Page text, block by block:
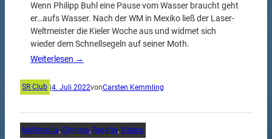
Wenn Philipp Buhl eine Pause vom Wasser braucht geht
er…aufs Wasser. Nach der WM in Mexiko ließ der Laser-
Weltmeister die Kieler Woche aus und widmet sich
wieder dem Schnellsegeln auf seiner Moth.
Weiterlesen →
SR Club |4. Juli 2022vonCarsten Kemmling
Multimedia, Olympia, Regatta, Videos